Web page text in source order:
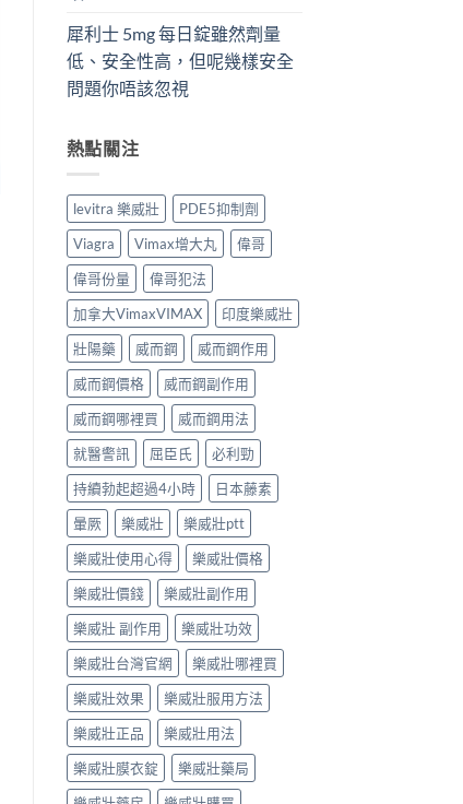
犀利士 5mg 每日錠雖然劑量
低、安全性高，但呢幾樣安全
問題你唔該忽視
熱點關注
levitra 樂威壯
PDE5抑制劑
Viagra
Vimax增大丸
偉哥
偉哥份量
偉哥犯法
加拿大VimaxVIMAX
印度樂威壯
壯陽藥
威而鋼
威而鋼作用
威而鋼價格
威而鋼副作用
威而鋼哪裡買
威而鋼用法
就醫警訊
屈臣氏
必利勁
持續勃起超過4小時
日本藤素
暈厥
樂威壯
樂威壯ptt
樂威壯使用心得
樂威壯價格
樂威壯價錢
樂威壯副作用
樂威壯 副作用
樂威壯功效
樂威壯台灣官網
樂威壯哪裡買
樂威壯效果
樂威壯服用方法
樂威壯正品
樂威壯用法
樂威壯膜衣錠
樂威壯藥局